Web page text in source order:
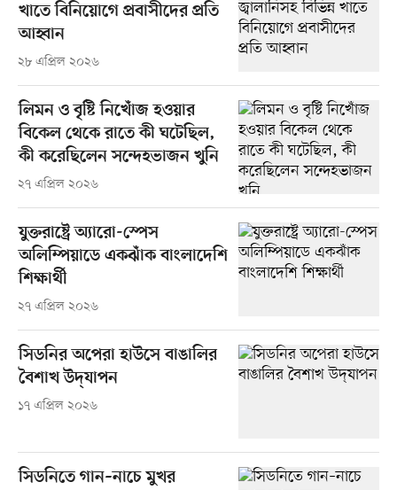
খাতে বিনিয়োগে প্রবাসীদের প্রতি
আহ্বান
২৮ এপ্রিল ২০২৬
লিমন ও বৃষ্টি নিখোঁজ হওয়ার
বিকেল থেকে রাতে কী ঘটেছিল,
কী করেছিলেন সন্দেহভাজন খুনি
২৭ এপ্রিল ২০২৬
যুক্তরাষ্ট্রে অ্যারো-স্পেস
অলিম্পিয়াডে একঝাঁক বাংলাদেশি
শিক্ষার্থী
২৭ এপ্রিল ২০২৬
সিডনির অপেরা হাউসে বাঙালির
বৈশাখ উদ্‌যাপন
১৭ এপ্রিল ২০২৬
সিডনিতে গান–নাচে মুখর